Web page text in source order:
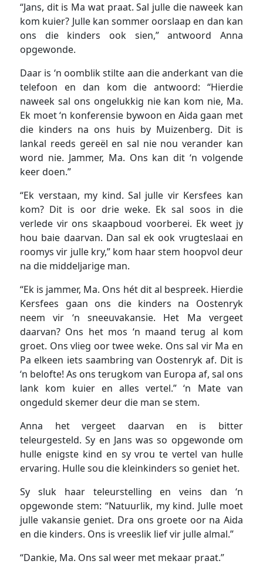
“Jans, dit is Ma wat praat. Sal julle die naweek kan
kom kuier? Julle kan sommer oorslaap en dan kan
ons die kinders ook sien,” antwoord Anna
opgewonde.
Daar is ‘n oomblik stilte aan die anderkant van die
telefoon en dan kom die antwoord: “Hierdie
naweek sal ons ongelukkig nie kan kom nie, Ma.
Ek moet ‘n konferensie bywoon en Aida gaan met
die kinders na ons huis by Muizenberg. Dit is
lankal reeds gereël en sal nie nou verander kan
word nie. Jammer, Ma. Ons kan dit ‘n volgende
keer doen.”
“Ek verstaan, my kind. Sal julle vir Kersfees kan
kom? Dit is oor drie weke. Ek sal soos in die
verlede vir ons skaapboud voorberei. Ek weet jy
hou baie daarvan. Dan sal ek ook vrugteslaai en
roomys vir julle kry,” kom haar stem hoopvol deur
na die middeljarige man.
“Ek is jammer, Ma. Ons hét dit al bespreek. Hierdie
Kersfees gaan ons die kinders na Oostenryk
neem vir ‘n sneeuvakansie. Het Ma vergeet
daarvan? Ons het mos ‘n maand terug al kom
groet. Ons vlieg oor twee weke. Ons sal vir Ma en
Pa elkeen iets saambring van Oostenryk af. Dit is
‘n belofte! As ons terugkom van Europa af, sal ons
lank kom kuier en alles vertel.” ‘n Mate van
ongeduld skemer deur die man se stem.
Anna het vergeet daarvan en is bitter
teleurgesteld. Sy en Jans was so opgewonde om
hulle enigste kind en sy vrou te vertel van hulle
ervaring. Hulle sou die kleinkinders so geniet het.
Sy sluk haar teleurstelling en veins dan ‘n
opgewonde stem: “Natuurlik, my kind. Julle moet
julle vakansie geniet. Dra ons groete oor na Aida
en die kinders. Ons is vreeslik lief vir julle almal.”
“Dankie, Ma. Ons sal weer met mekaar praat.”